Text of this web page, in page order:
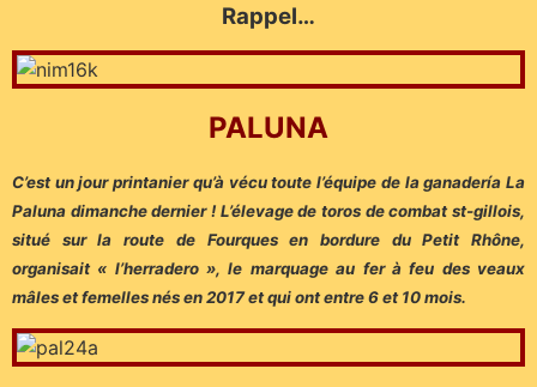
Rappel…
PALUNA
C’est un jour printanier qu’à vécu toute l’équipe de la ganadería La
Paluna dimanche dernier ! L’élevage de toros de combat st-gillois,
situé sur la route de Fourques en bordure du Petit Rhône,
organisait « l’herradero », le marquage au fer à feu des veaux
mâles et femelles nés en 2017 et qui ont entre 6 et 10 mois.